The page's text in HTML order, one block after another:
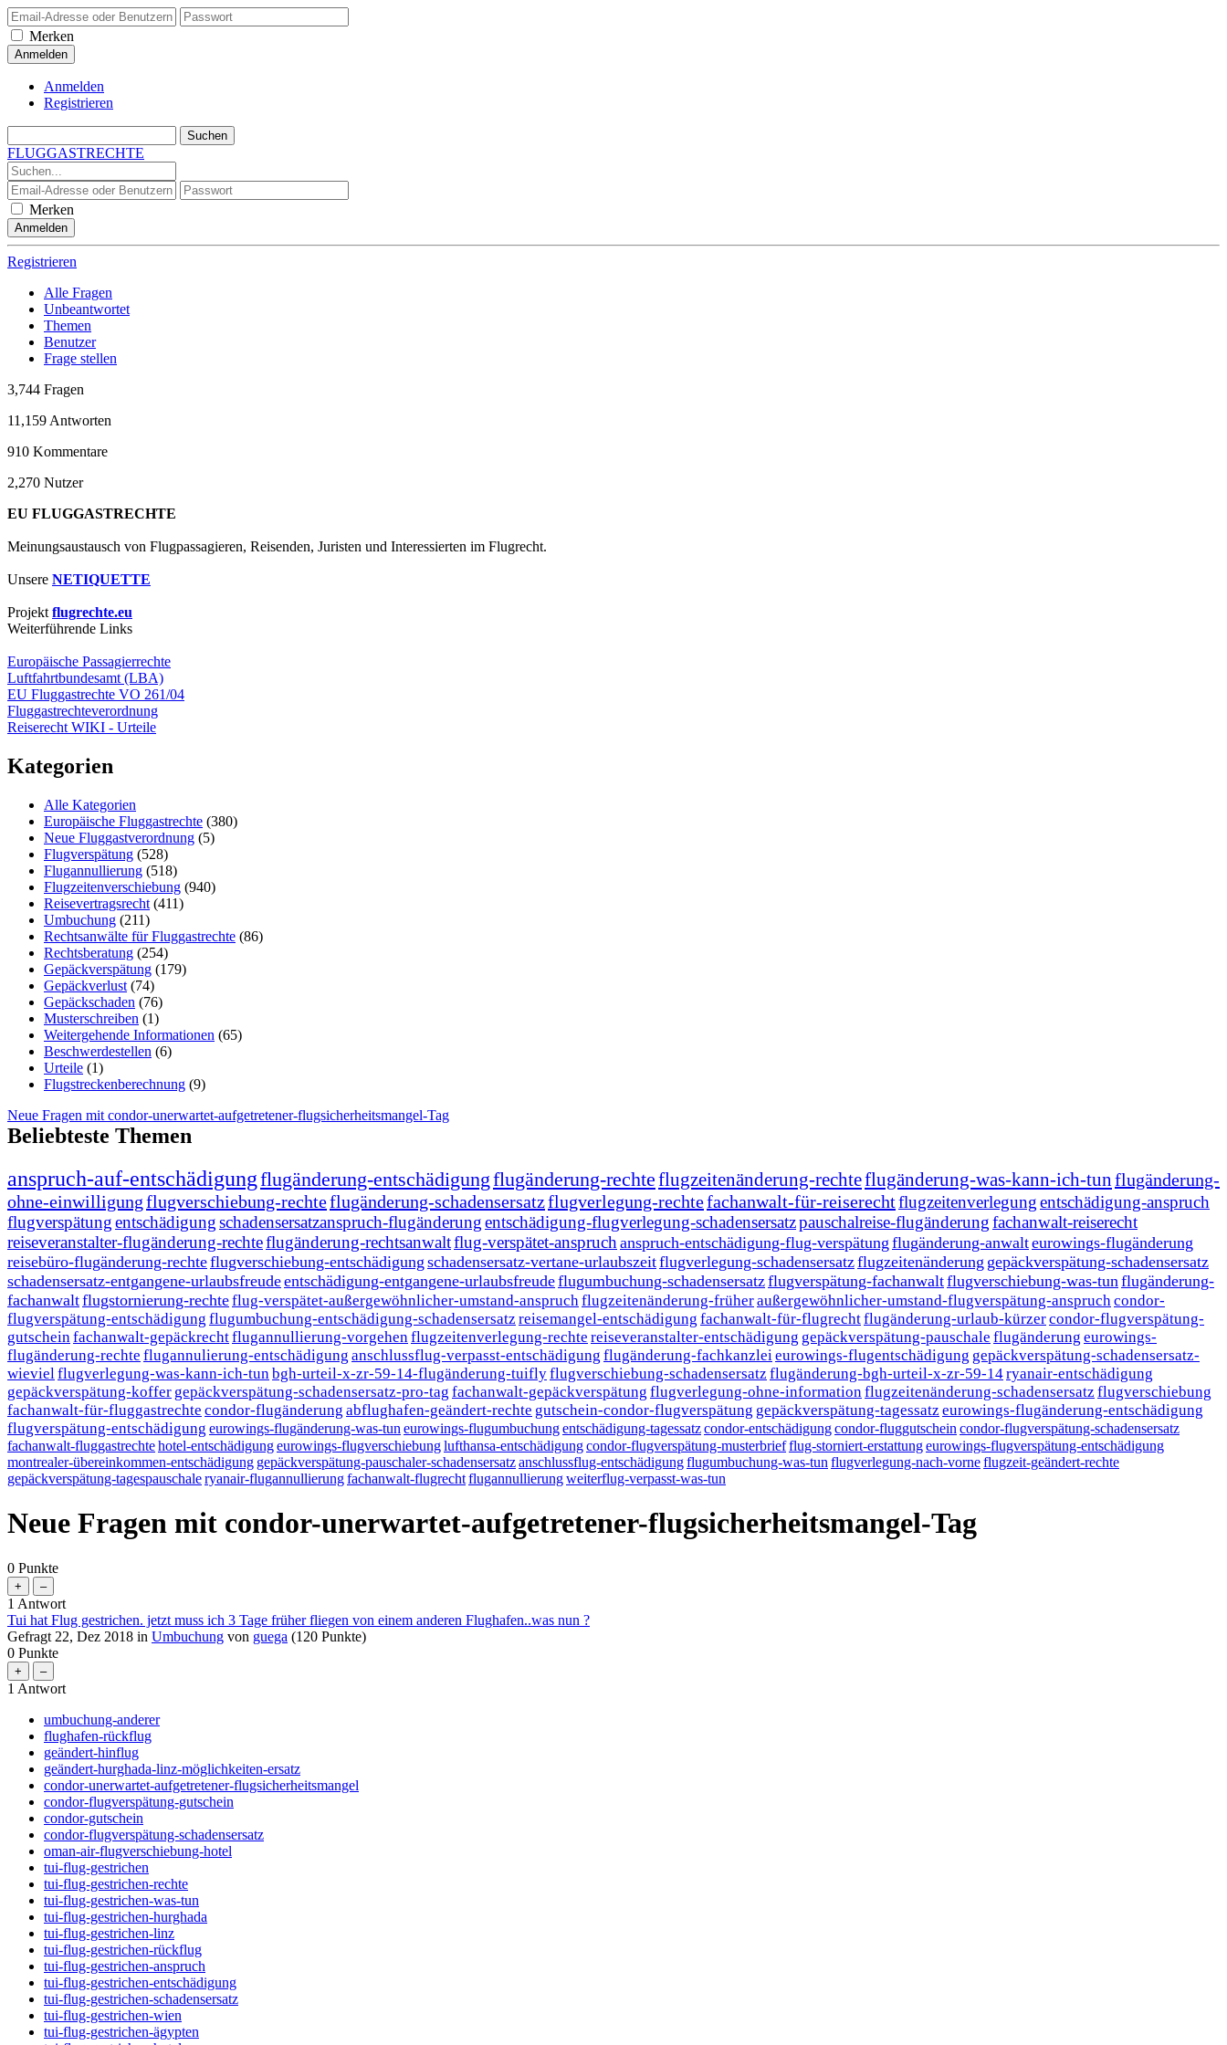
Merken
Anmelden
Registrieren
FLUGGASTRECHTE
Merken
Registrieren
Alle Fragen
Unbeantwortet
Themen
Benutzer
Frage stellen
3,744 Fragen
11,159 Antworten
910 Kommentare
2,270 Nutzer
EU FLUGGASTRECHTE
Meinungsaustausch von Flugpassagieren, Reisenden, Juristen und Interessierten im Flugrecht.
Unsere NETIQUETTE
Projekt flugrechte.eu
Weiterführende Links
Europäische Passagierrechte
Luftfahrtbundesamt (LBA)
EU Fluggastrechte VO 261/04
Fluggastrechteverordnung
Reiserecht WIKI - Urteile
Kategorien
Alle Kategorien
Europäische Fluggastrechte (380)
Neue Fluggastverordnung (5)
Flugverspätung (528)
Flugannullierung (518)
Flugzeitenverschiebung (940)
Reisevertragsrecht (411)
Umbuchung (211)
Rechtsanwälte für Fluggastrechte (86)
Rechtsberatung (254)
Gepäckverspätung (179)
Gepäckverlust (74)
Gepäckschaden (76)
Musterschreiben (1)
Weitergehende Informationen (65)
Beschwerdestellen (6)
Urteile (1)
Flugstreckenberechnung (9)
Neue Fragen mit condor-unerwartet-aufgetretener-flugsicherheitsmangel-Tag
Beliebteste Themen
anspruch-auf-entschädigungflugänderung-entschädigungflugänderung-rechteflugzeitenänderung-rechteflugänderung-was-kann-ich-tun flugänderung-
ohne-einwilligungflugverschiebung-rechteflugänderung-schadensersatzflugverlegung-rechtefachanwalt-für-reiserechtflugzeitenverlegungentschädigung-anspruch
flugverspätungentschädigungschadensersatzanspruch-flugänderungentschädigung-flugverlegung-schadensersatzpauschalreise-flugänderungfachanwalt-reiserecht
reiseveranstalter-flugänderung-rechteflugänderung-rechtsanwaltflug-verspätet-anspruch anspruch-entschädigung-flug-verspätung flugänderung-anwalteurowings-flugänderung
reisebüro-flugänderung-rechteflugverschiebung-entschädigung schadensersatz-vertane-urlaubszeitflugverlegung-schadensersatzflugzeitenänderung gepäckverspätung-schadensersatz
schadensersatz-entgangene-urlaubsfreudeentschädigung-entgangene-urlaubsfreudeflugumbuchung-schadensersatzflugverspätung-fachanwaltflugverschiebung-was-tun flugänderung-
fachanwaltflugstornierung-rechteflug-verspätet-außergewöhnlicher-umstand-anspruch flugzeitenänderung-früheraußergewöhnlicher-umstand-flugverspätung-anspruch condor-
flugverspätung-entschädigung flugumbuchung-entschädigung-schadensersatz reisemangel-entschädigung fachanwalt-für-flugrechtflugänderung-urlaub-kürzercondor-flugverspätung-
gutschein fachanwalt-gepäckrechtflugannullierung-vorgehen flugzeitenverlegung-rechte reiseveranstalter-entschädigung gepäckverspätung-pauschale flugänderung eurowings-
flugänderung-rechte flugannulierung-entschädigung anschlussflug-verpasst-entschädigung flugänderung-fachkanzlei eurowings-flugentschädigung gepäckverspätung-schadensersatz-
wieviel flugverlegung-was-kann-ich-tun bgh-urteil-x-zr-59-14-flugänderung-tuiflyflugverschiebung-schadensersatz flugänderung-bgh-urteil-x-zr-59-14ryanair-entschädigung
gepäckverspätung-koffer gepäckverspätung-schadensersatz-pro-tag fachanwalt-gepäckverspätung flugverlegung-ohne-information flugzeitenänderung-schadensersatz flugverschiebung
fachanwalt-für-fluggastrechte condor-flugänderung abflughafen-geändert-rechte gutschein-condor-flugverspätung gepäckverspätung-tagessatz eurowings-flugänderung-entschädigung
flugverspätung-entschädigung eurowings-flugänderung-was-tun eurowings-flugumbuchungentschädigung-tagessatzcondor-entschädigungcondor-fluggutschein condor-flugverspätung-schadensersatz
fachanwalt-fluggastrechtehotel-entschädigungeurowings-flugverschiebunglufthansa-entschädigungcondor-flugverspätung-musterbriefflug-storniert-erstattungeurowings-flugverspätung-entschädigung
montrealer-übereinkommen-entschädigung gepäckverspätung-pauschaler-schadensersatzanschlussflug-entschädigungflugumbuchung-was-tun flugverlegung-nach-vorneflugzeit-geändert-rechte
gepäckverspätung-tagespauschaleryanair-flugannullierungfachanwalt-flugrechtflugannullierungweiterflug-verpasst-was-tun
Neue Fragen mit condor-unerwartet-aufgetretener-flugsicherheitsmangel-Tag
0 Punkte
1 Antwort
Tui hat Flug gestrichen. jetzt muss ich 3 Tage früher fliegen von einem anderen Flughafen..was nun ?
Gefragt 22, Dez 2018 in Umbuchung von guega (120 Punkte)
0 Punkte
1 Antwort
umbuchung-anderer
flughafen-rückflug
geändert-hinflug
geändert-hurghada-linz-möglichkeiten-ersatz
condor-unerwartet-aufgetretener-flugsicherheitsmangel
condor-flugverspätung-gutschein
condor-gutschein
condor-flugverspätung-schadensersatz
oman-air-flugverschiebung-hotel
tui-flug-gestrichen
tui-flug-gestrichen-rechte
tui-flug-gestrichen-was-tun
tui-flug-gestrichen-hurghada
tui-flug-gestrichen-linz
tui-flug-gestrichen-rückflug
tui-flug-gestrichen-anspruch
tui-flug-gestrichen-entschädigung
tui-flug-gestrichen-schadensersatz
tui-flug-gestrichen-wien
tui-flug-gestrichen-ägypten